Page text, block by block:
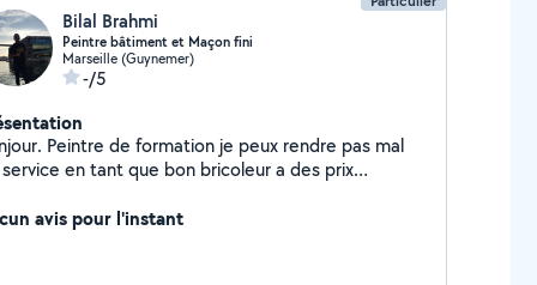
Bilal Brahmi
Peintre bâtiment et Maçon fini
Marseille (Guynemer)
-/5
Peintre de formation je peux rendre pas mal
en tant que bon bricoleur a des prix
avis pour l'instant